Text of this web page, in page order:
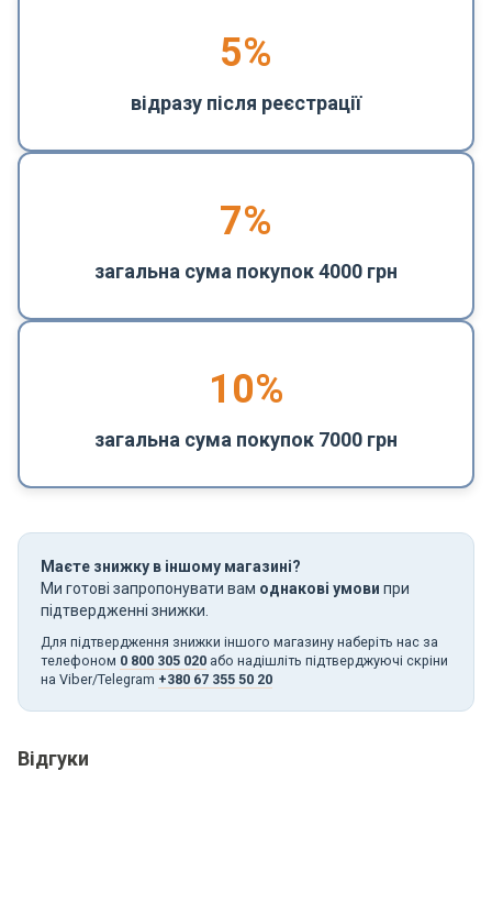
5%
відразу після реєстрації
7%
загальна сума покупок 4000 грн
10%
загальна сума покупок 7000 грн
Маєте знижку в іншому магазині?
Ми готові запропонувати вам однакові умови при
підтвердженні знижки.
Для підтвердження знижки іншого магазину наберіть нас за
телефоном 0 800 305 020 або надішліть підтверджуючі скріни
на Viber/Telegram +380 67 355 50 20
Відгуки